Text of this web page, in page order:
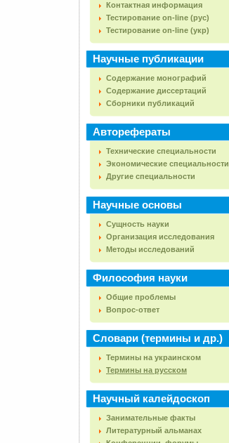
Контактная информация
Тестирование on-line (рус)
Тестирование on-line (укр)
Научные публикации
Содержание монографий
Содержание диссертаций
Сборники публикаций
Авторефераты
Технические специальности
Экономические специальности
Другие специальности
Научные основы
Сущность науки
Организация исследования
Методы исследований
Философия науки
Общие проблемы
Вопрос-ответ
Словари (термины и др.)
Термины на украинском
Термины на русском
Научный калейдоскоп
Занимательные факты
Литературный альманах